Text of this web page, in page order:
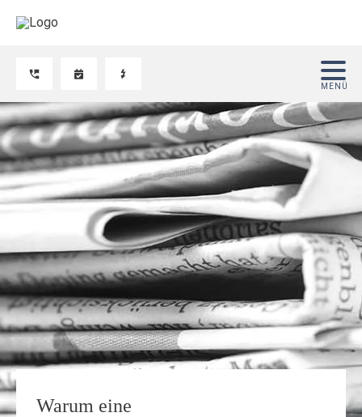
Warum eine